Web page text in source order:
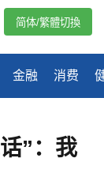
金融 消费
简体/繁體切換
”：我